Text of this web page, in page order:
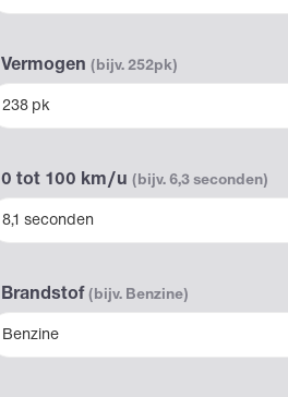
Vermogen (bijv. 252pk)
238 pk
0 tot 100 km/u (bijv. 6,3 seconden)
8,1 seconden
Brandstof (bijv. Benzine)
Benzine